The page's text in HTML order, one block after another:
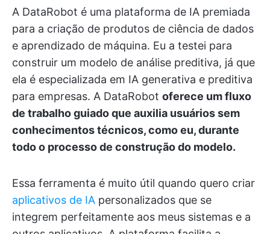
A DataRobot é uma plataforma de IA premiada
para a criação de produtos de ciência de dados
e aprendizado de máquina. Eu a testei para
construir um modelo de análise preditiva, já que
ela é especializada em IA generativa e preditiva
para empresas. A DataRobot oferece um fluxo
de trabalho guiado que auxilia usuários sem
conhecimentos técnicos, como eu, durante
todo o processo de construção do modelo.
Essa ferramenta é muito útil quando quero criar
aplicativos de IA personalizados que se
integrem perfeitamente aos meus sistemas e a